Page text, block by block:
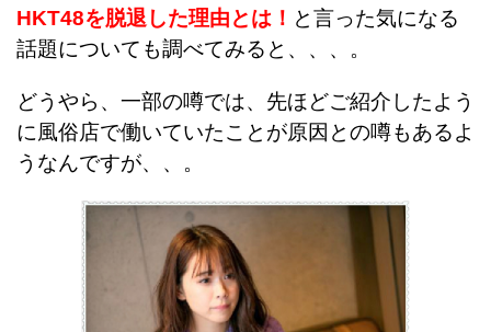
HKT48を脱退した理由とは！ と言った気になる
話題についても調べてみると、、、。
どうやら、一部の噂では、先ほどご紹介したよう
に風俗店で働いていたことが原因との噂もあるよ
うなんですが、、。